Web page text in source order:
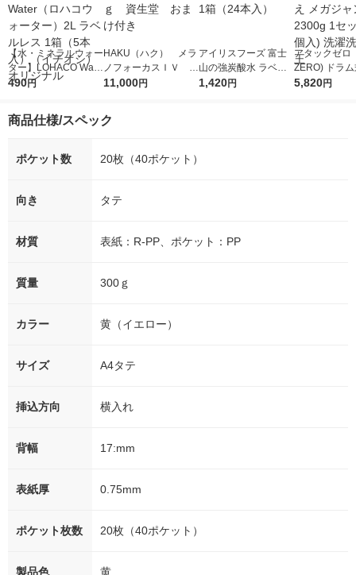
【水・ミネラルウォー
ター】LOHACO Wate
r（ロハコウォータ
シ） オリジナル
490円
HAKU（ハク） メラ
ノフォーカスＩＶ 4
5ｇ 資生堂 おまけ
11,000円
アイリスフーズ 富士
山の強炭酸水 ラベル
レス 500ml 1箱（24
1,420円
アタックゼロ
ZERO) ドラ
詰め替え メガ
5,820円
商品仕様/スペック
ポケット数 20枚（40ポケット）
向き タテ
材質 表紙：R-PP、ポケット：PP
質量 300ｇ
カラー 黄（イエロー）
サイズ A4タテ
挿込方向 横入れ
背幅 17:mm
表紙厚 0.75mm
ポケット枚数 20枚（40ポケット）
製品色 黄